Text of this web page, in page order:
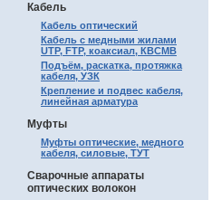
Кабель
Кабель оптический
Кабель с медными жилами
UTP, FTP, коаксиал, КВСМВ
Подъём, раскатка, протяжка
кабеля, УЗК
Крепление и подвес кабеля,
линейная арматура
Муфты
Муфты оптические, медного
кабеля, силовые, ТУТ
Сварочные аппараты
оптических волокон